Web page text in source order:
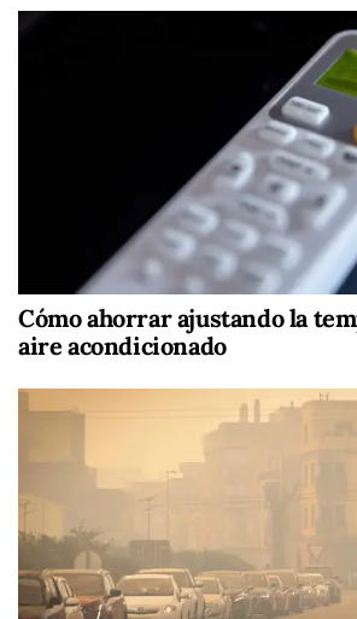
Cómo ahorrar ajustando la
aire acondicionado